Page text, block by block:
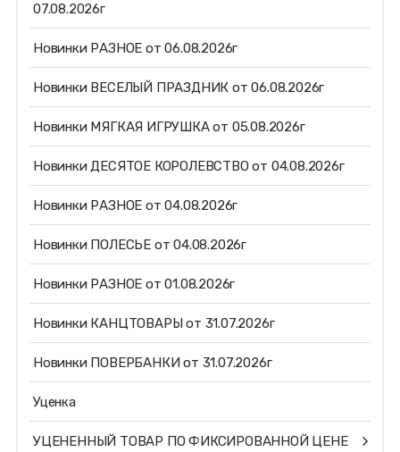
07.08.2026г
Новинки РАЗНОЕ от 06.08.2026г
Новинки ВЕСЕЛЫЙ ПРАЗДНИК от 06.08.2026г
Новинки МЯГКАЯ ИГРУШКА от 05.08.2026г
Новинки ДЕСЯТОЕ КОРОЛЕВСТВО от 04.08.2026г
Новинки РАЗНОЕ от 04.08.2026г
Новинки ПОЛЕСЬЕ от 04.08.2026г
Новинки РАЗНОЕ от 01.08.2026г
Новинки КАНЦТОВАРЫ от 31.07.2026г
Новинки ПОВЕРБАНКИ от 31.07.2026г
Уценка
УЦЕНЕННЫЙ ТОВАР ПО ФИКСИРОВАННОЙ ЦЕНЕ